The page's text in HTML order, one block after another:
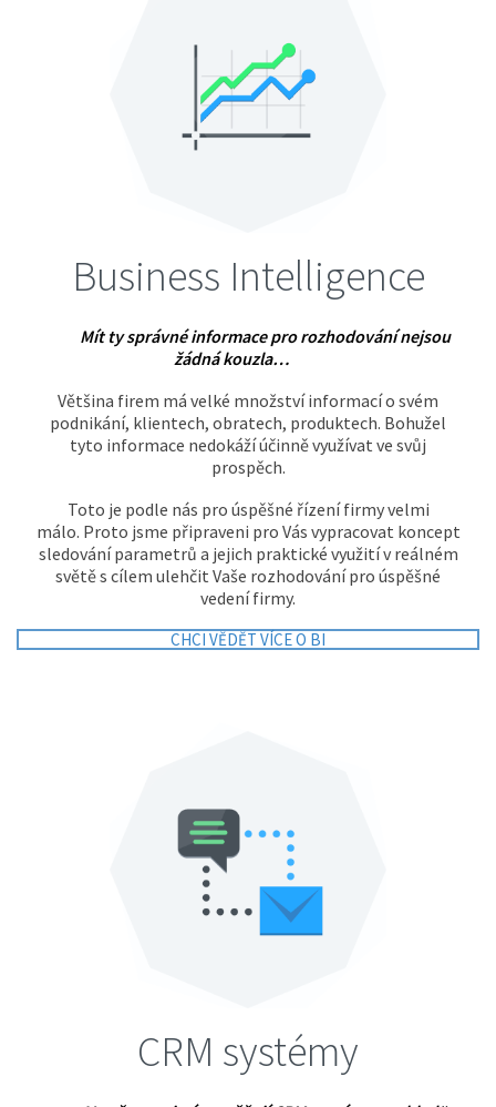
Business Intelligence
Mít ty správné informace pro rozhodování nejsou
žádná kouzla…
Většina firem má velké množství informací o svém
podnikání, klientech, obratech, produktech. Bohužel
tyto informace nedokáží účinně využívat ve svůj
prospěch.
Toto je podle nás pro úspěšné řízení firmy velmi
málo. Proto jsme připraveni pro Vás vypracovat koncept
sledování parametrů a jejich praktické využití v reálném
světě s cílem ulehčit Vaše rozhodování pro úspěšné
vedení firmy.
CHCI VĚDĚT VÍCE O BI
CRM systémy